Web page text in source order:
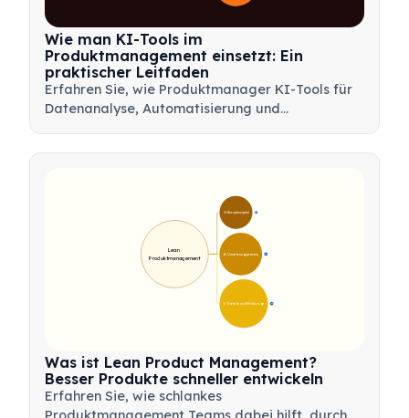
Wie man KI-Tools im
Produktmanagement einsetzt: Ein
praktischer Leitfaden
Erfahren Sie, wie Produktmanager KI-Tools für
Datenanalyse, Automatisierung und
🎯 Kernprinzipien
🛠️ Umsetzungsprozess
💡 Vorteile und Werkzeuge
Lean
Produktmanagement
Was ist Lean Product Management?
Besser Produkte schneller entwickeln
Erfahren Sie, wie schlankes